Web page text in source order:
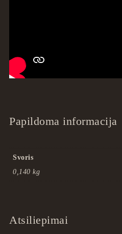
Papildoma informacija
Svoris
0,140 kg
Atsiliepimai